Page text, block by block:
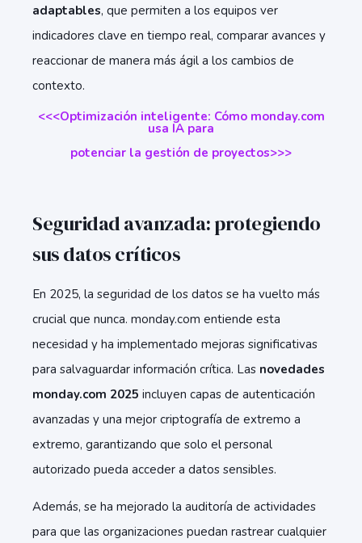
adaptables, que permiten a los equipos ver
indicadores clave en tiempo real, comparar avances y
reaccionar de manera más ágil a los cambios de
contexto.
<<<Optimización inteligente: Cómo monday.com
usa IA para
potenciar la gestión de proyectos>>>
Seguridad avanzada: protegiendo
sus datos críticos
En 2025, la seguridad de los datos se ha vuelto más
crucial que nunca. monday.com entiende esta
necesidad y ha implementado mejoras significativas
para salvaguardar información crítica. Las novedades
monday.com 2025 incluyen capas de autenticación
avanzadas y una mejor criptografía de extremo a
extremo, garantizando que solo el personal
autorizado pueda acceder a datos sensibles.
Además, se ha mejorado la auditoría de actividades
para que las organizaciones puedan rastrear cualquier